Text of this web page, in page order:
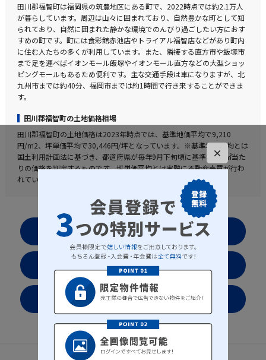
田川郡福智町は福岡県の筑豊地区にある町で、2022時点では約2.1万人
が暮らしています。周辺は山々に囲まれており、自然豊かな町として知
られており、自然に囲まれた静かな環境でのんびり過ごしたい方におす
すめの町です。町には食彩館赤池店やトライアル福智店などがあり町内
に住む人たちの多くが利用しています。また、隣接する直方市や飯塚市
まで足を運べばイオンモール飯塚やイオンモール直方などの大型ショッ
ピングモールもあるため便利です。主な交通手段は車になりますが、北
九州市までは約40分、福岡市までは約1時間で行き来することができま
す。
田川郡福智町の土地価格相場
田川郡福智町の土地価格は2023年時点では、基準地価平均で9,210
円/m2、坪単価平均で30,446円/坪となっています。※基準地価平均とは
国土利用計画法に基づき、都道府県が毎年9月下旬頃に基準地の1㎡当た
りの価格を判定するものです。坪単価平均とは実際に不動産売買が行わ
れている値段を表した実勢値となります。
お気に入りリストを見る
×